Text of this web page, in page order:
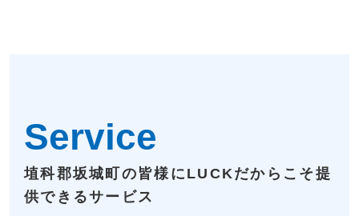
Service
埴科郡坂城町の皆様にLUCKだからこそ提
供できるサービス